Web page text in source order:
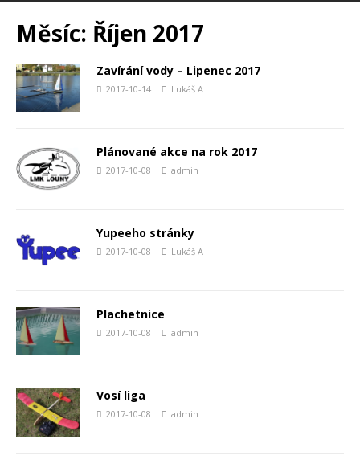
Měsíc: Říjen 2017
Zavírání vody – Lipenec 2017
2017-10-14 Lukáš A
Plánované akce na rok 2017
2017-10-08 admin
Yupeeho stránky
2017-10-08 Lukáš A
Plachetnice
2017-10-08 admin
Vosí liga
2017-10-08 admin